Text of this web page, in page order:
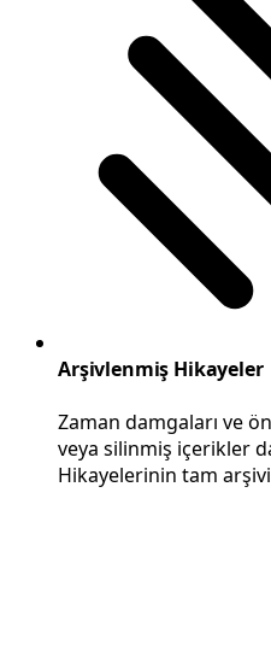
Arşivlenmiş Hikayeler
Zaman damgaları ve
veya silinmiş içerikler
Hikayelerinin tam